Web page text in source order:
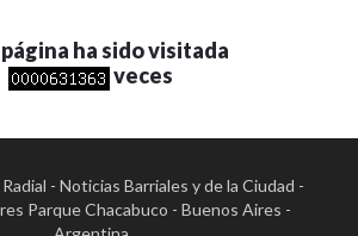
ha sido visitada
veces
- Noticias Barriales y de la Ciudad -
Parque Chacabuco - Buenos Aires -